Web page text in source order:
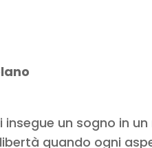
insegue un sogno in
quando ogni